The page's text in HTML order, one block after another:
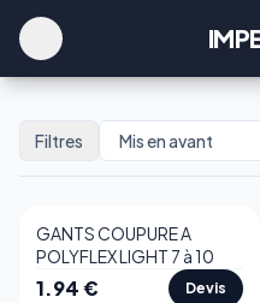
Filtres
Best-seller
GANTS COUPURE A
POLYFLEX LIGHT 7 à 10
1.94€ Devis